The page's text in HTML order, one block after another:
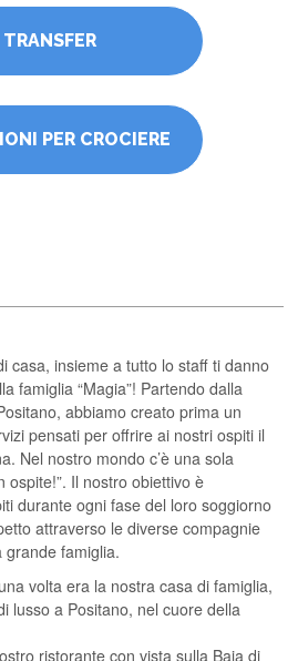
TRANSFER
PER CROCIERE
casa, insieme a tutto lo staff ti danno
famiglia “Magia”! Partendo dalla
abbiamo creato prima un
pensati per offrire ai nostri ospiti il
Nel nostro mondo c’è una sola
ospite!”. Il nostro obiettivo è
durante ogni fase del loro soggiorno
attraverso le diverse compagnie
grande famiglia.
volta era la nostra casa di famiglia,
lusso a Positano, nel cuore della
ristorante con vista sulla Baia di